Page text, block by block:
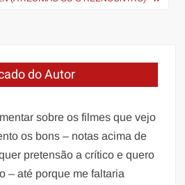
do Autor
sobre os filmes que vejo
os bons – notas acima de
pretensão a crítico e quero
– até porque me faltaria